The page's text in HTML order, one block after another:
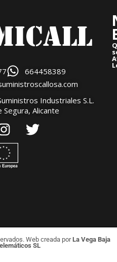
664458389
Industriales S.L.
Segura, Alicante
Web creada porLa Vega Baja
SL